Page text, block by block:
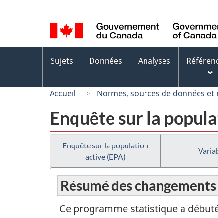
de
la
langue
des
Sujets Données Analyses
Accueil Normes, sources de données et
Enquête sur la
Enquête sur la population
active (EPA)
Résumé des changements
Ce programme statistique a